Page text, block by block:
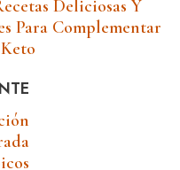
Deliciosas Y
Para Complementar